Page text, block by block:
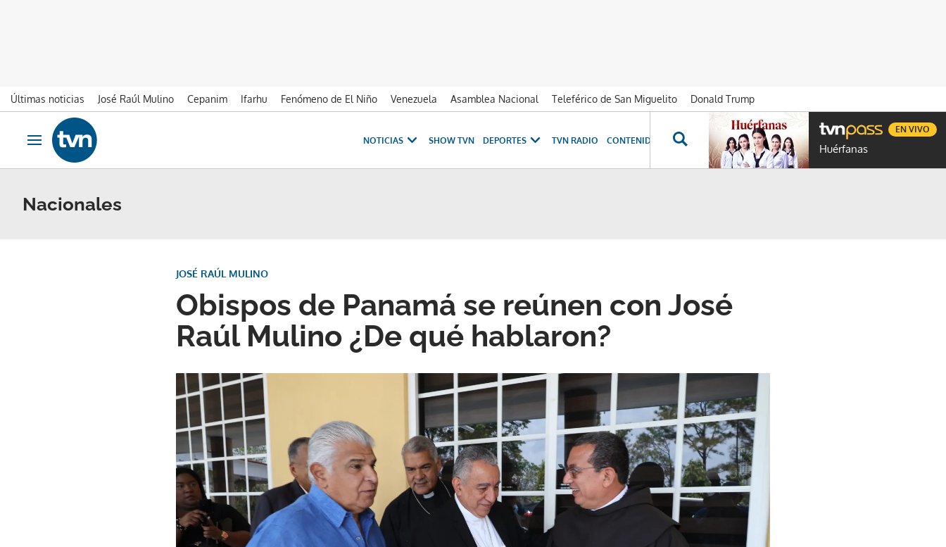
Últimas noticias José Raúl Mulino Cepanim Ifarhu Fenómeno de El Niño Venezuela Asamblea Nacional Teleférico de San Miguelito
Donald Trump
Ir al contenido
Obrir navegació
NOTICIAS SHOW TVN DEPORTES TVN RADIO CONTENIDOS ESPECIALES NOVELAS PROGRAMAS GENTE TVN
Huérfanas
EN VIVO
Nacionales
Obispos de Panamá se reúnen con José
Raúl Mulino ¿De qué hablaron?
JOSÉ RAÚL MULINO